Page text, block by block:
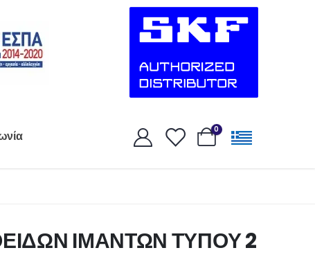
0
ΙΜΑΝΤΩΝ ΤΥΠΟΥ 2